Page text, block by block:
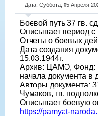
Дата: Суббота, 05 Апреля
Боевой путь 37 гв. сд
Описывает период с
Отчеты о боевых
Дата создания
15.03.1944г.
Архив: ЦАМО, Фонд:
начала документа в
Авторы документа:
Чумаков, гв.
Описывает боевую
https://pamyat-